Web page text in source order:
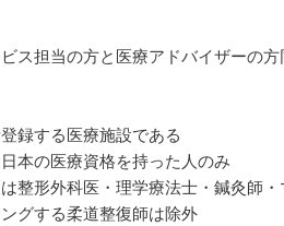
ス担当の方と医療アドバイザーの
録する医療施設である
本の医療資格を持った人のみ
整形外科医・理学療法士・鍼灸師
グする柔道整復師は除外